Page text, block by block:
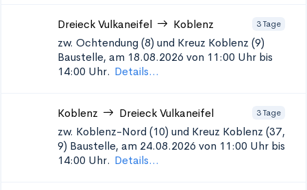
Dreieck Vulkaneifel Koblenz 3 Tage
zw. Ochtendung (8) und Kreuz Koblenz (9)
Baustelle, am 18.08.2026 von 11:00 Uhr bis
14:00 Uhr. Details...
Koblenz Dreieck Vulkaneifel 3 Tage
zw. Koblenz-Nord (10) und Kreuz Koblenz (37,
9) Baustelle, am 24.08.2026 von 11:00 Uhr bis
14:00 Uhr. Details...